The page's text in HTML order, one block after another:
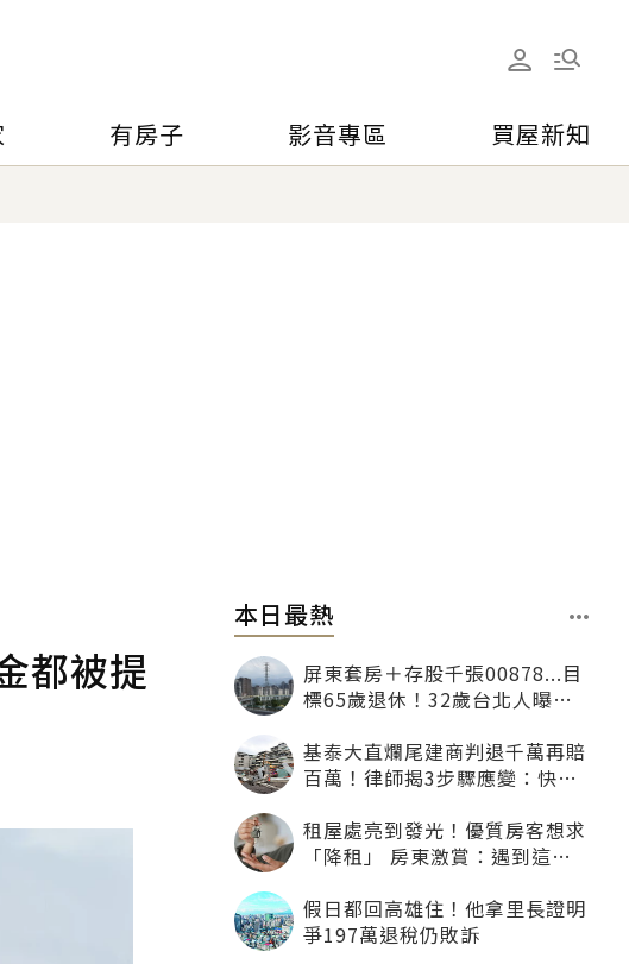
有房子 影音專區 買屋新知
都被提
本日最熱
屏東套房＋存股千張00878...目
標65歲退休！32歲台北人曝：
基泰大直爛尾建商判退千萬再賠
百萬！律師揭3步驟應變：快通
租屋處亮到發光！優質房客想求
「降租」 房東激賞：遇到這種
假日都回高雄住！他拿里長證明
爭197萬退稅仍敗訴